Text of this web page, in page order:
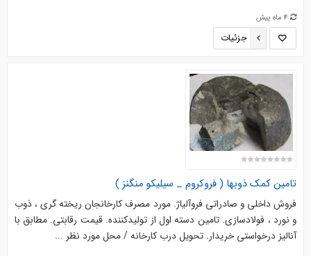
4 ماه پیش
جزئیات
تامین کمک ذوبها ( فروکروم _ سیلیکو ‌منگنز )
فروش داخلی و صادراتی فروآلیاژ. مورد مصرف کارخانجان ریخته گری ، ذوب
و نورد ، فولادسازی. تامین دسته اول از تولیدکننده. قیمت رقابتی. مطابق با
آنالیز درخواستی خریدار. تحویل درب کارخانه / محل مورد نظر ...